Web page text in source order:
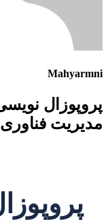
Mahyarmni
پروپوزال
مدیریت فناوری